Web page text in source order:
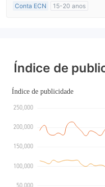
Conta ECN
15-20 anos
Índice de